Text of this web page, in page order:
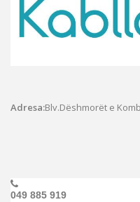
Adresa:Blv.Dëshmorët e
049 885 919